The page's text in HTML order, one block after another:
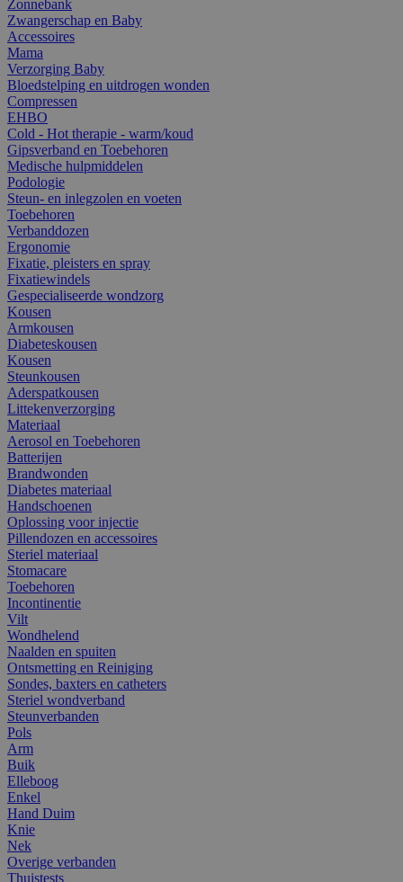
Zonnebank
Zwangerschap en Baby
Accessoires
Mama
Verzorging Baby
Bloedstelping en uitdrogen wonden
Compressen
EHBO
Cold - Hot therapie - warm/koud
Gipsverband en Toebehoren
Medische hulpmiddelen
Podologie
Steun- en inlegzolen en voeten
Toebehoren
Verbanddozen
Ergonomie
Fixatie, pleisters en spray
Fixatiewindels
Gespecialiseerde wondzorg
Kousen
Armkousen
Diabeteskousen
Kousen
Steunkousen
Aderspatkousen
Littekenverzorging
Materiaal
Aerosol en Toebehoren
Batterijen
Brandwonden
Diabetes materiaal
Handschoenen
Oplossing voor injectie
Pillendozen en accessoires
Steriel materiaal
Stomacare
Toebehoren
Incontinentie
Vilt
Wondhelend
Naalden en spuiten
Ontsmetting en Reiniging
Sondes, baxters en catheters
Steriel wondverband
Steunverbanden
Pols
Arm
Buik
Elleboog
Enkel
Hand Duim
Knie
Nek
Overige verbanden
Thuistests